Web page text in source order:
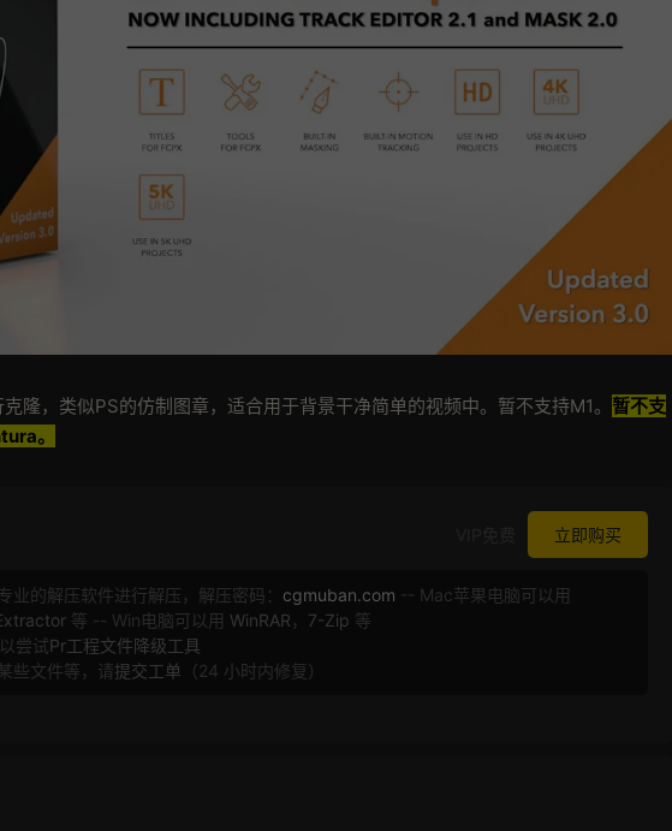
隆，类似PS的仿制图章，适合用于背景干净简单的视频中。暂不支持M1。 暂不支
。
立即购买
的解压软件进行解压，解压密码： cgmuban.com -- Mac苹果电脑可以用
等 -- Win电脑可以用 WinRAR ， 7-Zip 等
尝试Pr工程文件降级工具
些文件等，请提交工单 （24 小时内修复）